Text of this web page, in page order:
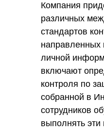
Компания
различных
стандартов
направленных
личной
включают
контроля по
собранной в
сотрудников
выполнять